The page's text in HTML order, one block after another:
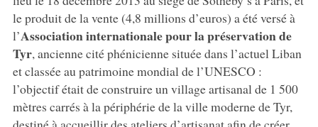
le produit de la vente (4,8 millions d’euros) a été versé à
l’Association internationale pour la préservation de
Tyr, ancienne cité phénicienne située dans l’actuel Liban
et classée au patrimoine mondial de l’UNESCO :
l’objectif était de construire un village artisanal de 1 500
mètres carrés à la périphérie de la ville moderne de Tyr,